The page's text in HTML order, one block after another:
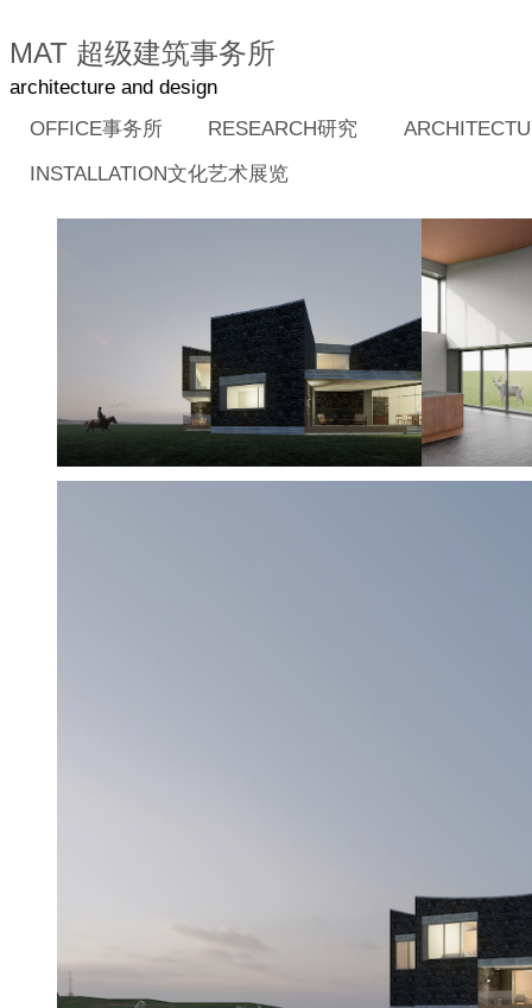
MAT 超级建筑事务所
architecture and design
OFFICE事务所
RESEARCH研究
INSTALLATION文化艺术展览